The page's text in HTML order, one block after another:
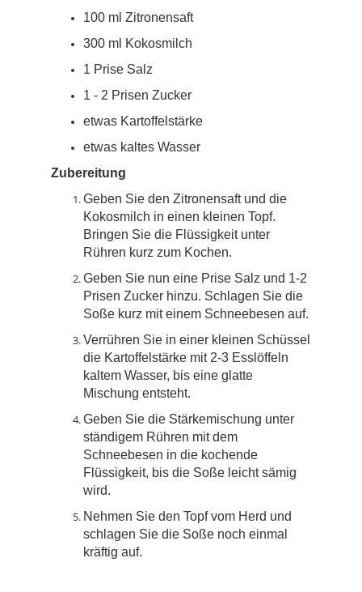
100 ml Zitronensaft
300 ml Kokosmilch
1 Prise Salz
1 - 2 Prisen Zucker
etwas Kartoffelstärke
etwas kaltes Wasser
Zubereitung
Geben Sie den Zitronensaft und die
Kokosmilch in einen kleinen Topf.
Bringen Sie die Flüssigkeit unter
Rühren kurz zum Kochen.
Geben Sie nun eine Prise Salz und 1-2
Prisen Zucker hinzu. Schlagen Sie die
Soße kurz mit einem Schneebesen auf.
Verrühren Sie in einer kleinen Schüssel
die Kartoffelstärke mit 2-3 Esslöffeln
kaltem Wasser, bis eine glatte
Mischung entsteht.
Geben Sie die Stärkemischung unter
ständigem Rühren mit dem
Schneebesen in die kochende
Flüssigkeit, bis die Soße leicht sämig
wird.
Nehmen Sie den Topf vom Herd und
schlagen Sie die Soße noch einmal
kräftig auf.